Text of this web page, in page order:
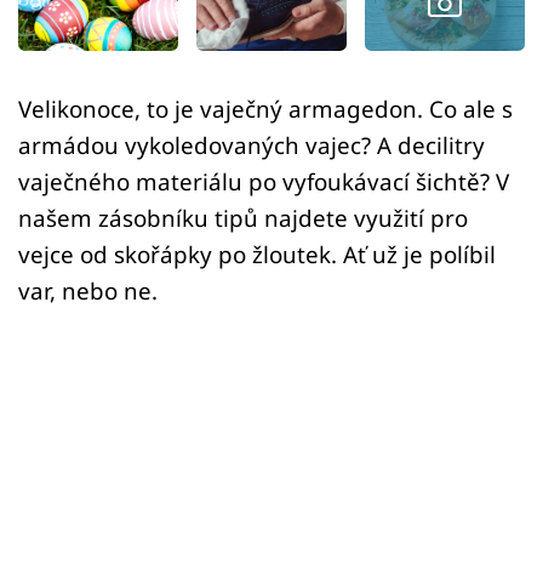
Velikonoce, to je vaječný armagedon. Co ale s
armádou vykoledovaných vajec? A decilitry
vaječného materiálu po vyfoukávací šichtě? V
našem zásobníku tipů najdete využití pro
vejce od skořápky po žloutek. Ať už je políbil
var, nebo ne.